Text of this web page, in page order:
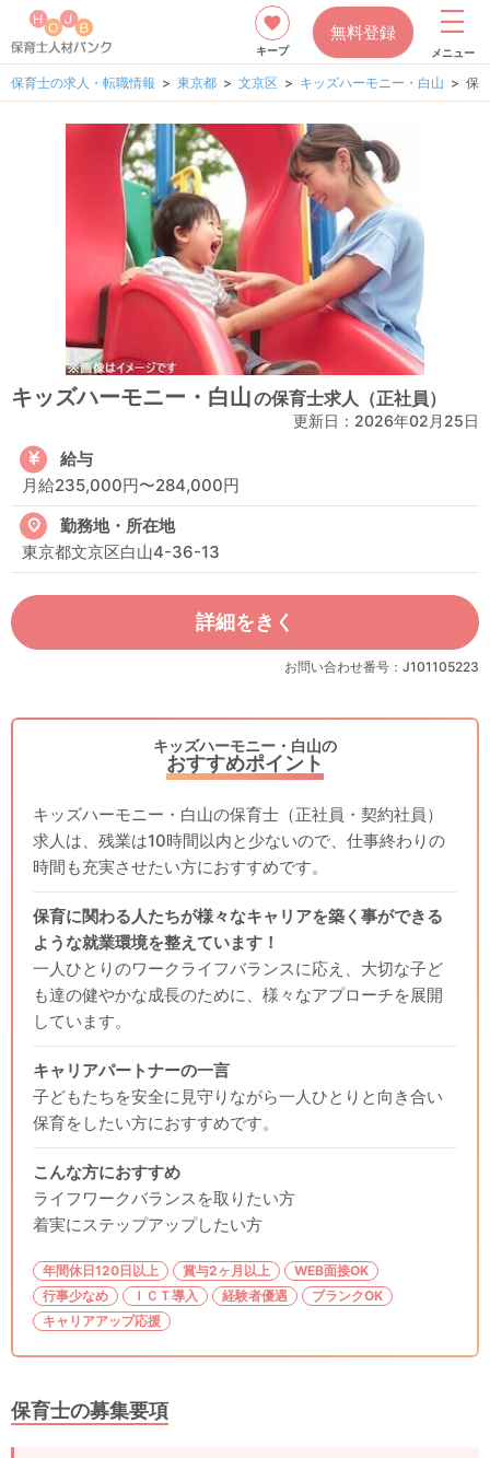
キープ
無料登録
メニュー
保育士の求人・転職情報 東京都 文京区 キッズハーモニー・白山 保
キッズハーモニー・白山の保育士求人（正社員）
更新日： 2026年02月25日
給与
月給235,000円〜284,000円
勤務地・所在地
東京都文京区白山4-36-13
詳細をきく
お問い合わせ番号：J101105223
キッズハーモニー・白山の
おすすめポイント
キッズハーモニー・白山の保育士（正社員・契約社員）
求人は、残業は10時間以内と少ないので、仕事終わりの
時間も充実させたい方におすすめです。
保育に関わる人たちが様々なキャリアを築く事ができる
ような就業環境を整えています！
一人ひとりのワークライフバランスに応え、大切な子ど
も達の健やかな成長のために、様々なアプローチを展開
しています。
キャリアパートナーの一言
子どもたちを安全に見守りながら一人ひとりと向き合い
保育をしたい方におすすめです。
こんな方におすすめ
ライフワークバランスを取りたい方
着実にステップアップしたい方
年間休日120日以上 賞与2ヶ月以上
WEB面接OK
行事少なめ
ＩＣＴ導入 経験者優遇
ブランクOK
キャリアアップ応援
保育士の募集要項